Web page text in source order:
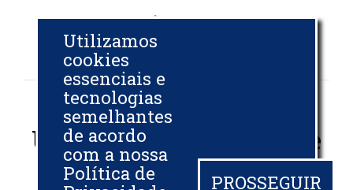
AGÊNCIA BRASIL
06 DEZ 2024
UFPR recebe patente de
tecnologia que usa luz
Utilizamos
cookies
essenciais e
tecnologias
semelhantes
de acordo
com a nossa
Política de
PROSSEGUIR